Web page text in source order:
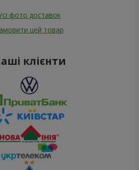
фото доставок
цей товар
клієнти